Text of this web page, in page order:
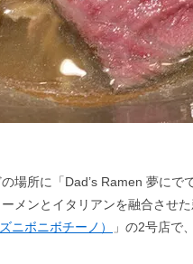
場所に「Dad’s Ramen 夢にで
メンとイタリアンを融合させ
ニボニボチーノ）
」の2号店で